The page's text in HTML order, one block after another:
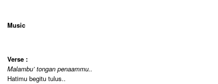
Music
Verse :
Malambu’ tongan penaammu..
Hatimu begitu tulus..